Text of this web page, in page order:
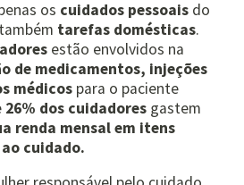
os cuidados pessoais do
tarefas domésticas.
estão envolvidos na
de medicamentos, injeções
médicos para o paciente
26% dos cuidadores gastem
renda mensal em itens
cuidado.